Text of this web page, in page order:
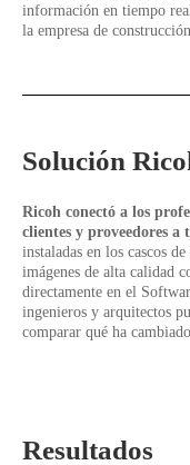
información en tiempo
la empresa de
Solución
Ricoh conectó a los
clientes y proveedores a
instaladas en los cascos
imágenes de alta calidad
directamente en el
ingenieros y arquitectos
comparar qué ha
Resultados